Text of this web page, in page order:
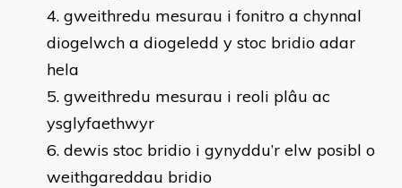
gweithredu mesurau i fonitro a chynnal
diogelwch a diogeledd y stoc bridio adar
hela
gweithredu mesurau i reoli plâu ac
ysglyfaethwyr
dewis stoc bridio i gynyddu’r elw posibl o
weithgareddau bridio